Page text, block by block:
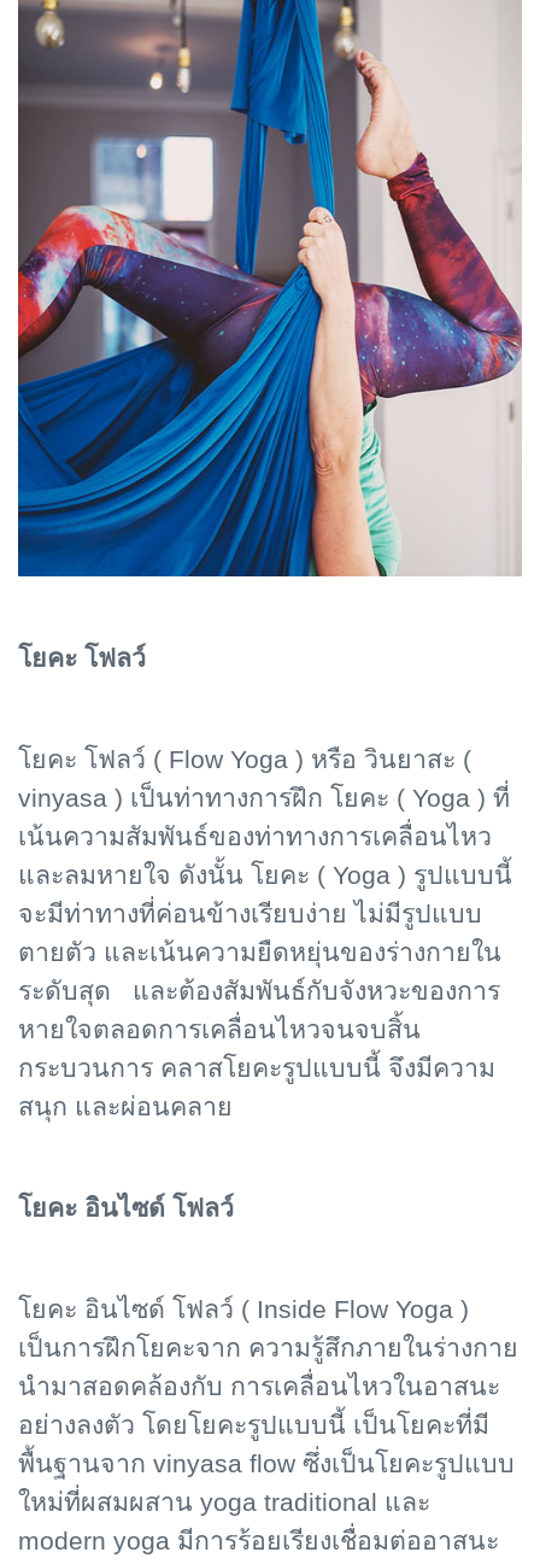
โยคะ โฟลว์
โยคะ โฟลว์ ( Flow Yoga ) หรือ วินยาสะ (
vinyasa ) เป็นท่าทางการฝึก โยคะ ( Yoga ) ที่
เน้นความสัมพันธ์ของท่าทางการเคลื่อนไหว
และลมหายใจ ดังนั้น โยคะ ( Yoga ) รูปแบบนี้
จะมีท่าทางที่ค่อนข้างเรียบง่าย ไม่มีรูปแบบ
ตายตัว และเน้นความยืดหยุ่นของร่างกายใน
ระดับสุด และต้องสัมพันธ์กับจังหวะของการ
หายใจตลอดการเคลื่อนไหวจนจบสิ้น
กระบวนการ คลาสโยคะรูปแบบนี้ จึงมีความ
สนุก และผ่อนคลาย
โยคะ อินไซด์ โฟลว์
โยคะ อินไซด์ โฟลว์ ( Inside Flow Yoga )
เป็นการฝึกโยคะจาก ความรู้สึกภายในร่างกาย
นำมาสอดคล้องกับ การเคลื่อนไหวในอาสนะ
อย่างลงตัว โดยโยคะรูปแบบนี้ เป็นโยคะที่มี
พื้นฐานจาก vinyasa flow ซึ่งเป็นโยคะรูปแบบ
ใหม่ที่ผสมผสาน yoga traditional และ
modern yoga มีการร้อยเรียงเชื่อมต่ออาสนะ